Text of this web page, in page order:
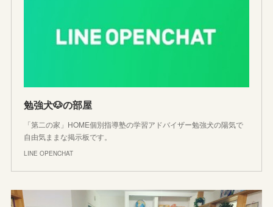
勉強犬🐶の部屋
「第二の家」HOME個別指導塾の学習アドバイザー勉強犬の陽気で
自由気ままな掲示板です。
LINE OPENCHAT